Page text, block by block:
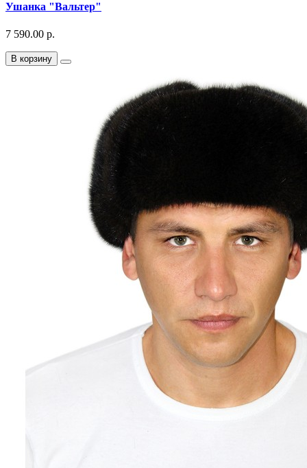
Ушанка "Вальтер"
7 590.00 р.
В корзину